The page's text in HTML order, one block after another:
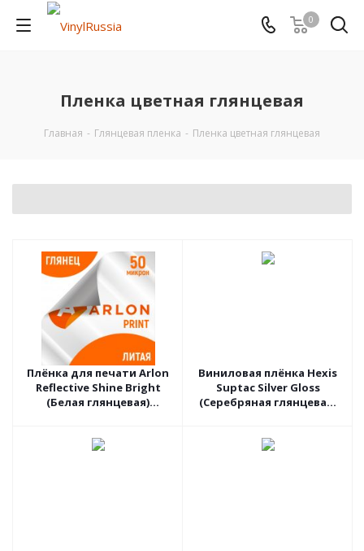
0
Пленка цветная глянцевая
Главная - Глянцевая пленка - Пленка цветная глянцевая
Плёнка для печати Arlon
Reflective Shine Bright
(Белая глянцевая)
Виниловая плёнка Hexis
Suptac Silver Gloss
(Серебряная глянцевая)